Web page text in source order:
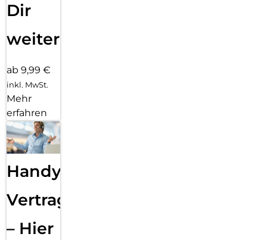
Dir
weiter
ab 9,99 €
inkl. MwSt.
Mehr
erfahren
Handy
Vertragsabwicklung
– Hier